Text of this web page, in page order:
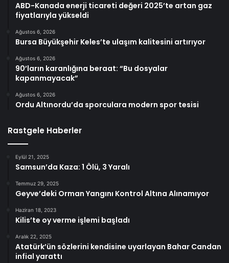
ABD-Kanada enerji ticareti değeri 2025’te artan gaz
fiyatlarıyla yükseldi
Ağustos 6, 2026
Bursa Büyükşehir Keles’te ulaşım kalitesini artırıyor
Ağustos 6, 2026
90’ların karanlığına beraat: “Bu dosyalar
kapanmayacak”
Ağustos 6, 2026
Ordu Altınordu’da sporculara modern spor tesisi
Rastgele Haberler
Eylül 21, 2025
Samsun’da Kaza: 1 Ölü, 3 Yaralı
Temmuz 29, 2025
Geyve’deki Orman Yangını Kontrol Altına Alınamıyor
Haziran 18, 2023
Kilis’te oy verme işlemi başladı
Aralık 22, 2025
Atatürk’ün sözlerini kendisine uyarlayan Bahar Candan
infial yarattı